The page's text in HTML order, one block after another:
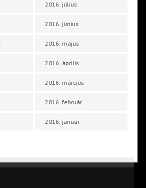
2016. július
2016. június
2016. május
2016. április
2016. március
2016. február
2016. január